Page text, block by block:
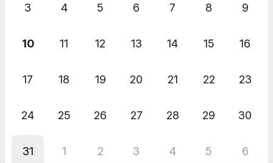
3 4 5 6 7 8 9
10 11 12 13 14 15 16
17 18 19 20 21 22 23
24 25 26 27 28 29 30
31 1 2 3 4 5 6